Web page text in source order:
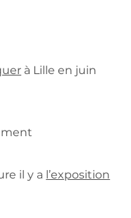
à Lille en juin
il y a l’exposition